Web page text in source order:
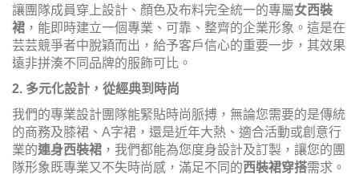
讓團隊成員穿上設計、顏色及布料完全統一的專屬女西裝
裙 ，能即時建立一個專業、可靠、整齊的企業形象。這是在
芸芸競爭者中脫穎而出，給予客戶信心的重要一步，其效果
遠非拼湊不同品牌的服飾可比。
2. 多元化設計，從經典到時尚
我們的專業設計團隊能緊貼時尚脈搏，無論您需要的是傳統
的商務及膝裙、A字裙，還是近年大熱、適合活動或創意行
業的連身西裝裙 ，我們都能為您度身設計及訂製，讓您的團
隊形象既專業又不失時尚感，滿足不同的西裝裙穿搭需求。